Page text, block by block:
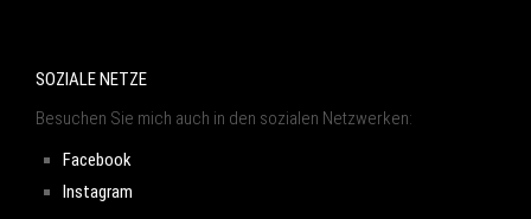
SOZIALE NETZE
Besuchen Sie mich auch in den sozialen Netzwerken:
Facebook
Instagram